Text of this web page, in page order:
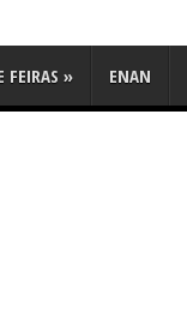
FEIRAS » ENAN